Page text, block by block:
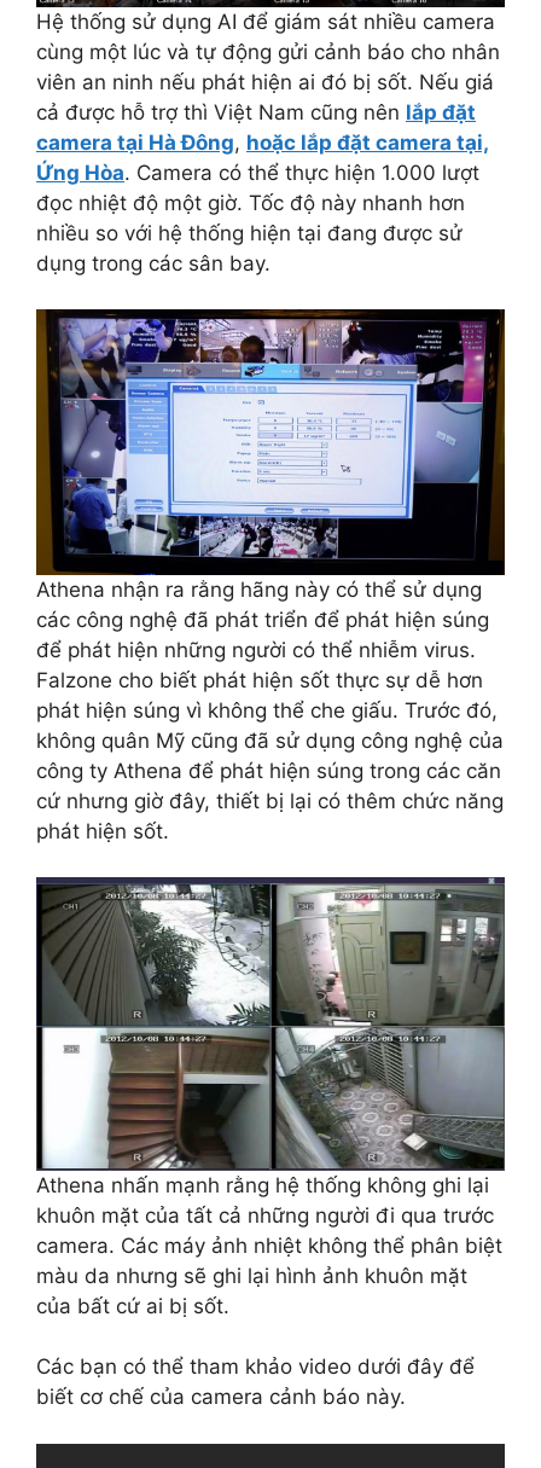
Hệ thống sử dụng AI để giám sát nhiều camera
cùng một lúc và tự động gửi cảnh báo cho nhân
viên an ninh nếu phát hiện ai đó bị sốt. Nếu giá
cả được hỗ trợ thì Việt Nam cũng nên lắp đặt
camera tại Hà Đông, hoặc lắp đặt camera tại,
Ứng Hòa. Camera có thể thực hiện 1.000 lượt
đọc nhiệt độ một giờ. Tốc độ này nhanh hơn
nhiều so với hệ thống hiện tại đang được sử
dụng trong các sân bay.
Athena nhận ra rằng hãng này có thể sử dụng
các công nghệ đã phát triển để phát hiện súng
để phát hiện những người có thể nhiễm virus.
Falzone cho biết phát hiện sốt thực sự dễ hơn
phát hiện súng vì không thể che giấu. Trước đó,
không quân Mỹ cũng đã sử dụng công nghệ của
công ty Athena để phát hiện súng trong các căn
cứ nhưng giờ đây, thiết bị lại có thêm chức năng
phát hiện sốt.
Athena nhấn mạnh rằng hệ thống không ghi lại
khuôn mặt của tất cả những người đi qua trước
camera. Các máy ảnh nhiệt không thể phân biệt
màu da nhưng sẽ ghi lại hình ảnh khuôn mặt
của bất cứ ai bị sốt.
Các bạn có thể tham khảo video dưới đây để
biết cơ chế của camera cảnh báo này.